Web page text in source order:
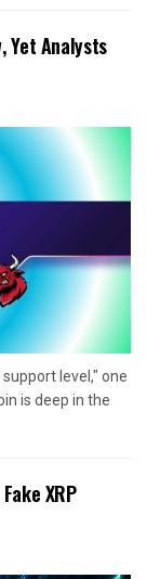
Yet Analysts
level," one
is deep in the
XRP